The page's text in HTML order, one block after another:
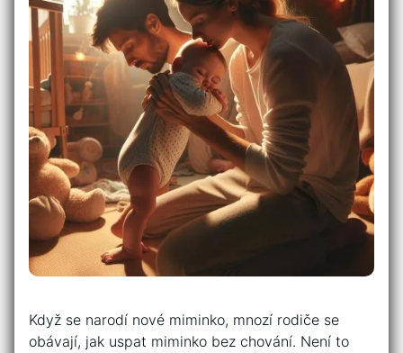
Když se narodí nové miminko, mnozí rodiče se
obávají, jak uspat miminko bez chování. Není to